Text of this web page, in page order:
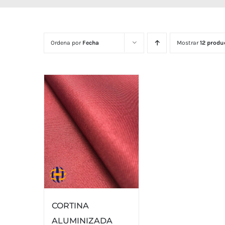
Ordena por Fecha Mostrar12
CORTINA
ALUMINIZADA